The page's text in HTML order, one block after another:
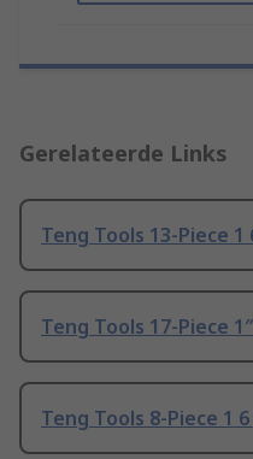
Gerelateerde Links
Teng Tools 13-Piece
Teng Tools 17-Piece
Teng Tools 8-Piece 1